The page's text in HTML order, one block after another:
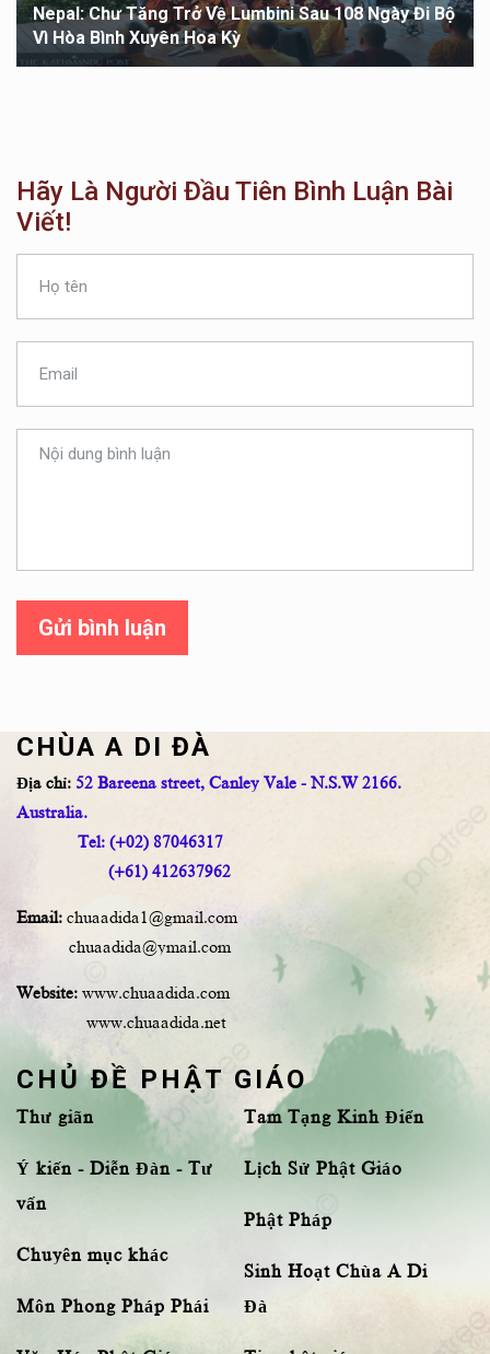
Nepal: Chư Tăng Trở Về Lumbini Sau 108 Ngày Đi Bộ
Vì Hòa Bình Xuyên Hoa Kỳ
Hãy Là Người Đầu Tiên Bình Luận Bài
Viết!
Gửi bình luận
CHÙA A DI ĐÀ
Địa chỉ: 52 Bareena street, Canley Vale - N.S.W 2166.
Australia.
Tel: (+02) 87046317
(+61) 412637962
Email: chuaadida1@gmail.com
chuaadida@ymail.com
Website: www.chuaadida.com
www.chuaadida.net
CHỦ ĐỀ PHẬT GIÁO
Thư giãn
Ý kiến - Diễn Đàn - Tư
vấn
Chuyên mục khác
Môn Phong Pháp Phái
Tam Tạng Kinh Điển
Lịch Sử Phật Giáo
Phật Pháp
Sinh Hoạt Chùa A Di
Đà